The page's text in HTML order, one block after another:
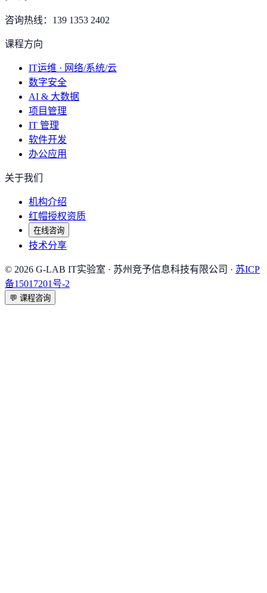
咨询热线： 139 1353 2402
课程方向
IT运维 · 网络/系统/云
数字安全
AI & 大数据
项目管理
IT 管理
软件开发
办公应用
关于我们
机构介绍
红帽授权资质
在线咨询
技术分享
© 2026 G-LAB IT实验室 · 苏州竞予信息科技有限公司 · 苏ICP
备15017201号-2
💬 课程咨询